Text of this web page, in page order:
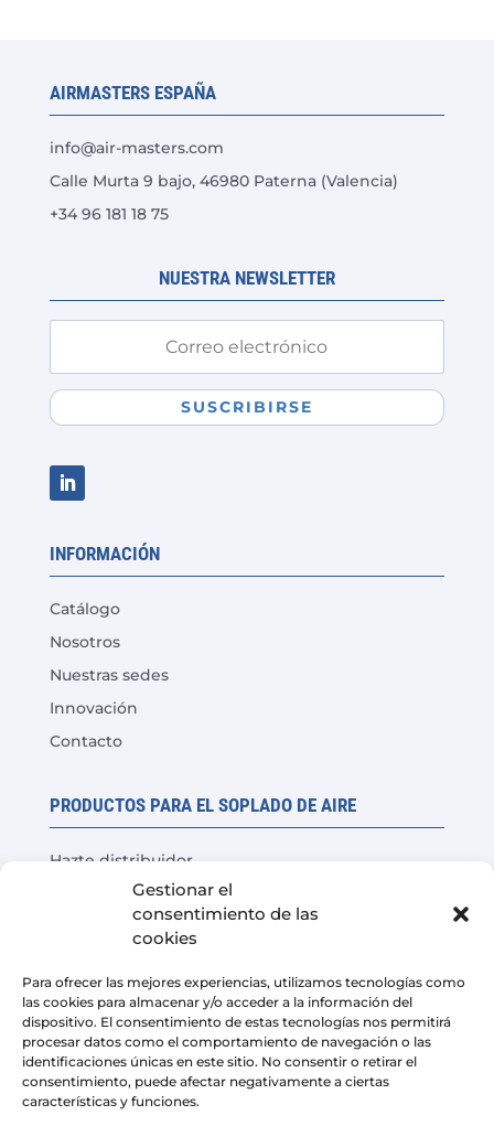
Gestionar el
consentimiento de las
cookies
Para ofrecer las mejores experiencias, utilizamos tecnologías como
las cookies para almacenar y/o acceder a la información del
dispositivo. El consentimiento de estas tecnologías nos permitirá
procesar datos como el comportamiento de navegación o las
identificaciones únicas en este sitio. No consentir o retirar el
consentimiento, puede afectar negativamente a ciertas
características y funciones.
pueden
en
la
página
producto
AIRMASTERS ESPAÑA
info@air-masters.com
Calle Murta 9 bajo, 46980 Paterna (Valencia)
+34 96 181 18 75
NUESTRA NEWSLETTER
SUSCRIBIRSE
INFORMACIÓN
Catálogo
Nosotros
Nuestras sedes
Innovación
Contacto
PRODUCTOS PARA EL SOPLADO DE AIRE
Hazte distribuidor
Prueba del producto
Preguntas Frecuentes
LEGAL
Aviso Legal
Política de privacidad